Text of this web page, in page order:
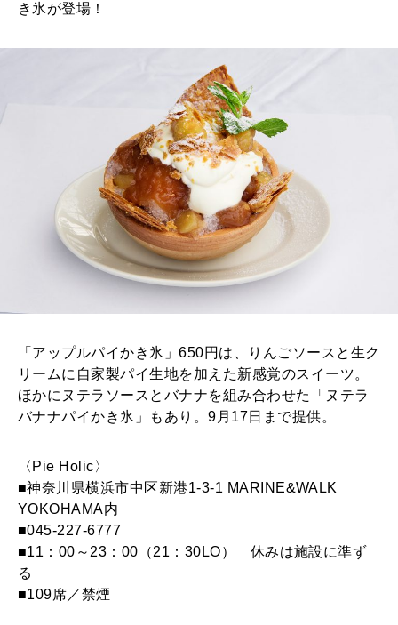
き氷が登場！
「アップルパイかき氷」650円は、りんごソースと生ク
リームに自家製パイ生地を加えた新感覚のスイーツ。
ほかにヌテラソースとバナナを組み合わせた「ヌテラ
バナナパイかき氷」もあり。9月17日まで提供。
〈Pie Holic〉
■神奈川県横浜市中区新港1-3-1 MARINE&WALK
YOKOHAMA内
■045-227-6777
■11：00～23：00（21：30LO） 休みは施設に準ず
る
■109席／禁煙